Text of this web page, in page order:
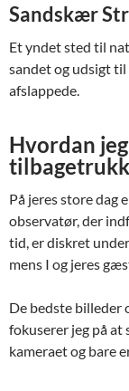
Sandskær
Et yndet sted til
sandet og udsigt
afslappede.
Hvordan
På jeres store dag
observatør, der
tid, er diskret
mens I og jeres
De bedste billeder
fokuserer jeg på at
kameraet og bare